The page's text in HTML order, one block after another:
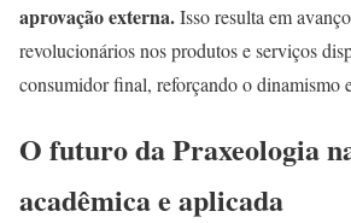
aprovação externa.Isso resulta em
revolucionários nos produtos e serviços
consumidor final, reforçando o dinamismo
O futuro da Praxeologia
acadêmica e aplicada